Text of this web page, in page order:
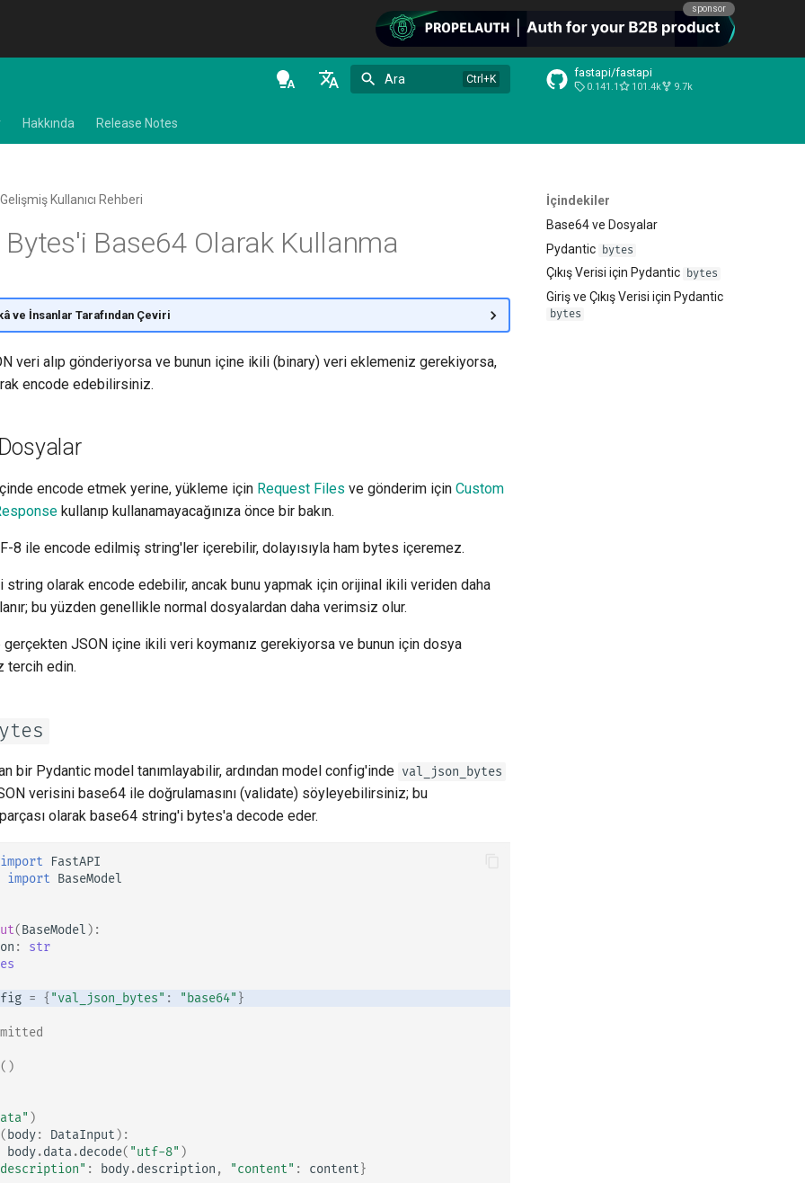
sponsor
hi - हिन्दी
zh-hant - 繁體中文
Ara fastapi/fastapi
0.141.1 101.4k 9.7k
Hakkında Release Notes
İçindekiler
Base64 ve Dosyalar
Pydantic bytes
Çıkış Verisi için Pydantic bytes
Giriş ve Çıkış Verisi için Pydantic
bytes
Gelişmiş Kullanıcı Rehberi
Base64 Olarak Kullanma
ve İnsanlar Tarafından Çeviri
veri alıp gönderiyorsa ve bunun içine ikili (binary) veri eklemeniz gerekiyorsa,
encode edebilirsiniz.
encode etmek yerine, yükleme için Request Files ve gönderim için Custom
kullanıp kullanamayacağınıza önce bir bakın.
8 ile encode edilmiş string'ler içerebilir, dolayısıyla ham bytes içeremez.
olarak encode edebilir, ancak bunu yapmak için orijinal ikili veriden daha
bu yüzden genellikle normal dosyalardan daha verimsiz olur.
JSON içine ikili veri koymanız gerekiyorsa ve bunun için dosya
tercih edin.
bir Pydantic model tanımlayabilir, ardından model config'inde val_json_bytes
verisini base64 ile doğrulamasını (validate) söyleyebilirsiniz; bu
olarak base64 string'i bytes'a decode eder.
import
FastAPI
import BaseModel
(BaseModel ):
:
str
= { "val_json_bytes" : "base64" }
👈
()
)
( body: DataInput ):
body.data .decode( "utf-8" )
: body.description , "content" : content }